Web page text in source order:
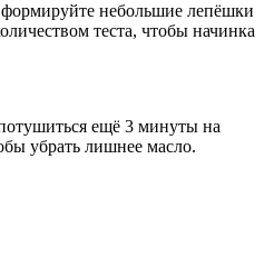
небольшие лепёшки
теста, чтобы начинка
ещё 3 минуты на
убрать лишнее масло.